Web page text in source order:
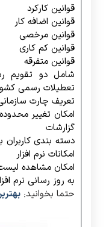
قوانین کارکرد
قوانین اضافه کار
قوانین مرخصی
قوانین کم کاری
قوانین متفرقه
شامل دو
تعطیلات رسمی
تعریف چارت
امکان تغییر
گزارشات
دسته بندی
امکانات نرم افزار
امکان مشاهده
به روز رسانی نرم
حتما بخوانید: